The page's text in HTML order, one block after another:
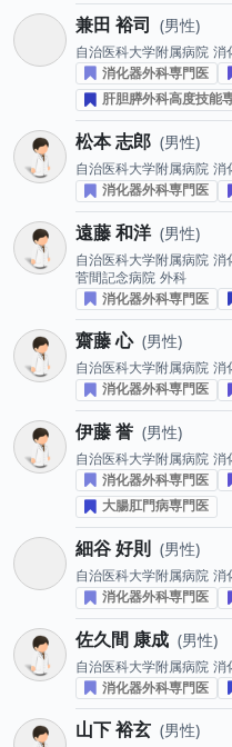
兼田 裕司 男性
自治医科大学附属病院 消
消化器外科専門医
肝胆膵外科高度技能
松本 志郎 男性
自治医科大学附属病院 消
消化器外科専門医
遠藤 和洋 男性
自治医科大学附属病院 消
菅間記念病院 外科
消化器外科専門医
齋藤 心 男性
自治医科大学附属病院 消
消化器外科専門医
伊藤 誉 男性
自治医科大学附属病院 消
消化器外科専門医
大腸肛門病専門医
細谷 好則 男性
自治医科大学附属病院 消
消化器外科専門医
佐久間 康成 男性
自治医科大学附属病院 消
消化器外科専門医
山下 裕玄 男性